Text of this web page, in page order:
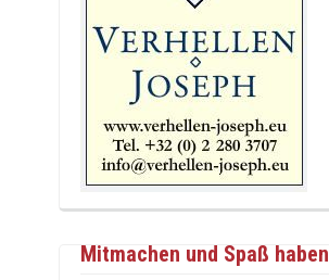
Mitmachen und Spaß haben